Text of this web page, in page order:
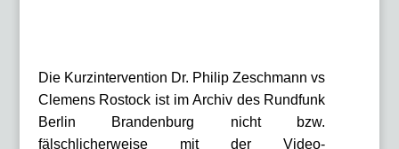
Die Kurzintervention Dr. Philip Zeschmann vs
Clemens Rostock ist im Archiv des Rundfunk
Berlin Brandenburg nicht bzw.
fälschlicherweise mit der Video-